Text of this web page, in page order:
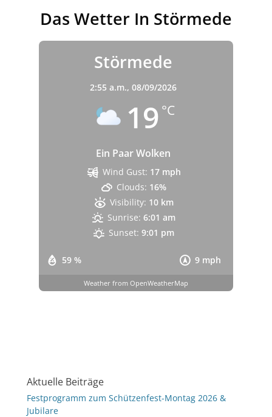
Das Wetter In Störmede
Störmede
2:55 a.m., 08/09/2026
19 °C
Ein Paar Wolken
59 % 9 mph
Wind Gust: 17 mph
Clouds: 16%
Visibility: 10 km
Sunrise: 6:01 am
Sunset: 9:01 pm
Weather from OpenWeatherMap
Aktuelle Beiträge
Festprogramm zum Schützenfest-Montag 2026 &
Jubilare